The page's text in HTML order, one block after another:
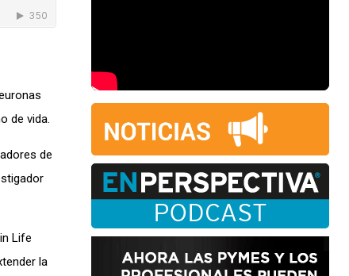
de vida.
de
Life
la